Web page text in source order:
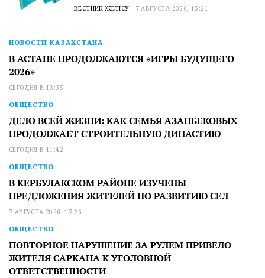
ВЕСТНИК ЖЕТІСУ 7 АВГУСТА 2026, 15:21
НОВОСТИ КАЗАХСТАНА
В АСТАНЕ ПРОДОЛЖАЮТСЯ «ИГРЫ БУДУЩЕГО
2026»
СЕГОДНЯ В 13:35
ОБЩЕСТВО
ДЕЛО ВСЕЙ ЖИЗНИ: КАК СЕМЬЯ АЗАНБЕКОВЫХ
ПРОДОЛЖАЕТ СТРОИТЕЛЬНУЮ ДИНАСТИЮ
СЕГОДНЯ В 11:42
ОБЩЕСТВО
В КЕРБУЛАКСКОМ РАЙОНЕ ИЗУЧЕНЫ
ПРЕДЛОЖЕНИЯ ЖИТЕЛЕЙ ПО РАЗВИТИЮ СЕЛ
7 АВГУСТА 2026, 17:36
ОБЩЕСТВО
ПОВТОРНОЕ НАРУШЕНИЕ ЗА РУЛЕМ ПРИВЕЛО
ЖИТЕЛЯ САРКАНА К УГОЛОВНОЙ
ОТВЕТСТВЕННОСТИ